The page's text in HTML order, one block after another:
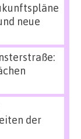
neue
der